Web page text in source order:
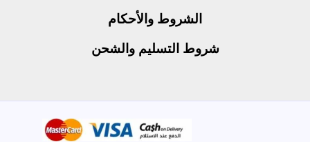
الشروط والأحكام
شروط التسليم والشحن